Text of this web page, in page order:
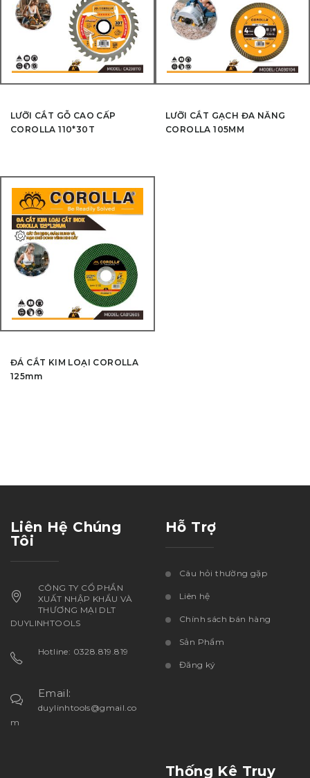
LƯỠI CẮT GỖ CAO CẤP
COROLLA 110*30T
LƯỠI CẮT GẠCH ĐA NĂNG
COROLLA 105MM
ĐÁ CẮT KIM LOẠI COROLLA
125mm
Liên Hệ Chúng
Tôi
CÔNG TY CỔ PHẦN
XUẤT NHẬP KHẨU VÀ
THƯƠNG MẠI DLT
DUYLINHTOOLS
Hotline: 0328.819.819
Email:
duylinhtools@gmail.co
m
Hỗ Trợ
Câu hỏi thường gặp
Liên hệ
Chính sách bán hàng
Sản Phẩm
Đăng ký
Thống Kê Truy